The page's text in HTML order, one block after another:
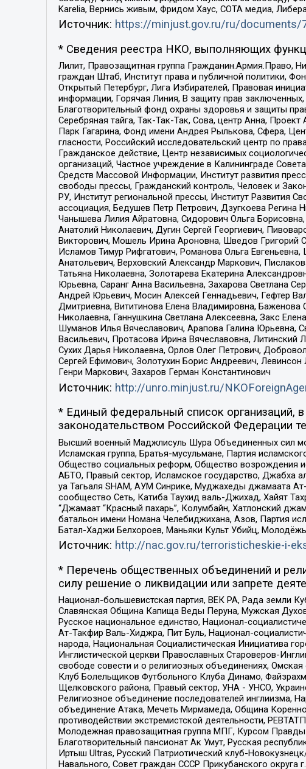
Karelia, Вернись живым, Фридом Хаус, СОТА медиа,
Источник: https://minjust.gov.ru/ru/documents/
* Сведения реестра НКО, выполняющих
Лилит, Правозащитная группа Гражданин.Армия.Право,
граждан Штаб, Институт права и публичной политики,
Открытый Петербург, Лига Избирателей, Правовая
информации, Горячая Линия, В защиту прав
Благотворительный фонд охраны здоровья и защиты
Серебряная тайга, Так-Так-Так, Сова, центр Анна,
Парк Гагарина, Фонд имени Андрея Рылькова, Сфера,
гласности, Российский исследовательский центр по
Гражданское действие, Центр независимых
организаций, Частное учреждение в Калининграде
Средств Массовой Информации, Институт развития
свободы прессы, Гражданский контроль, Человек и
РУ, Институт региональной прессы, Институт
ассоциация, Бедушев Петр Петрович, Дзугкоева
Чанышева Лилия Айратовна, Сидорович Ольга
Анатолий Николаевич, Дугин Сергей Георгиевич,
Викторович, Мошель Ирина Ароновна, Шведов Григорий
Исламов Тимур Рифгатович, Романова Ольга
Анатольевич, Верховский Александр Маркович,
Татьяна Николаевна, Золотарева Екатерина
Юрьевна, Саранг Анна Васильевна, Захарова Светлана
Андрей Юрьевич, Мосин Алексей Геннадьевич, Гефтер
Дмитриевна, Вититинова Елена Владимировна, Баженова
Николаевна, Ганнушкина Светлана Алексеевна, Закс
Шуманов Илья Вячеславович, Арапова Галина Юрьевна,
Васильевич, Протасова Ирина Вячеславовна,
Сухих Дарья Николаевна, Орлов Олег Петрович,
Сергей Ефимович, Золотухин Борис Андреевич,
Генри Маркович, Захаров Герман Константинович
Источник: http://unro.minjust.ru/
* Единый федеральный список организаций,
законодательством Российской Федерации
Высший военный Маджлисуль Шура Объединенных сил
Исламская группа, Братья-мусульмане, Партия
Общество социальных реформ, Общество возрождения
АБТО, Правый сектор, Исламское государство, Джабха
уа Тагьаля SHAM, АУМ Синрике, Муджахеды джамаата
сообщество Сеть, Катиба Таухид валь-Джихад, Хайят
“Джамаат “Красный пахарь”, Колумбайн, Хатлонский
батальон имени Номана Челебиджихана, Азов, Партия
Батал-Хаджи Белхороев, Маньяки Культ Убийц,
Источник: http://nac.gov.ru/terroristicheskie-i-
* Перечень общественных объединений и
силу решение о ликвидации или запрете
Национал-большевистская партия, ВЕК РА, Рада земли
Славянская Община Капища Веды Перуна, Мужская
Русское национальное единство, Национал-
Ат-Такфир Валь-Хиджра, Пит Буль, Национал-
народа, Национальная Социалистическая Инициатива
Инглистической церкви Православных Староверов-
свободе совести и о религиозных объединениях,
Клуб Болельщиков Футбольного Клуба Динамо,
Щелковского района, Правый сектор, УНА - УНСО,
Религиозное объединение последователей инглиизма,
объединение Атака, Мечеть Мирмамеда, Община
противодействии экстремистской деятельности,
Молодежная правозащитная группа МПГ, Курсом Правды
Благотворительный пансионат Ак Умут, Русская
Иртыш Ultras, Русский Патриотический клуб-
Навального, Совет граждан СССР Прикубанского